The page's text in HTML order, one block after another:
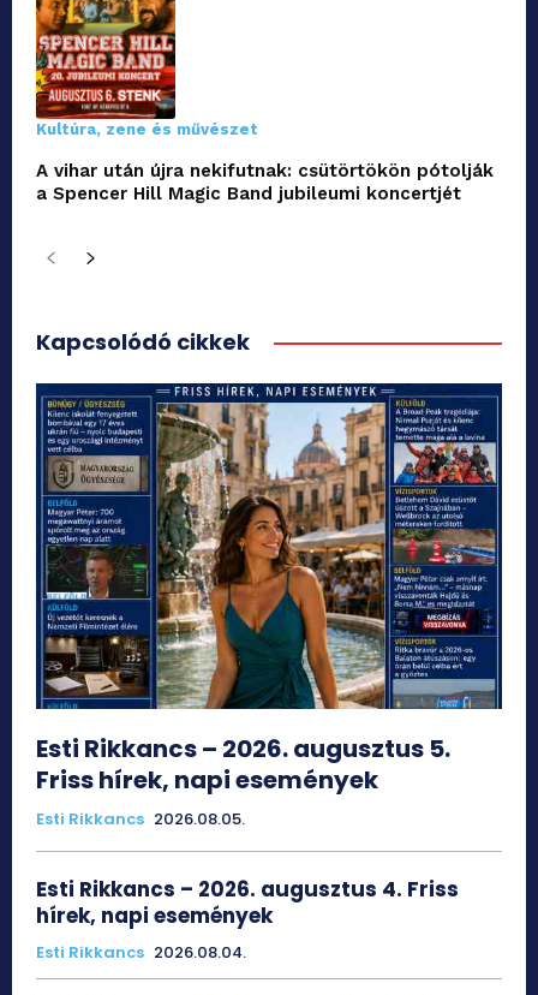
Kultúra, zene és művészet
A vihar után újra nekifutnak: csütörtökön pótolják
a Spencer Hill Magic Band jubileumi koncertjét
Kapcsolódó cikkek
Esti Rikkancs – 2026. augusztus 5.
Friss hírek, napi események
Esti Rikkancs 2026.08.05.
Esti Rikkancs – 2026. augusztus 4. Friss
hírek, napi események
Esti Rikkancs 2026.08.04.